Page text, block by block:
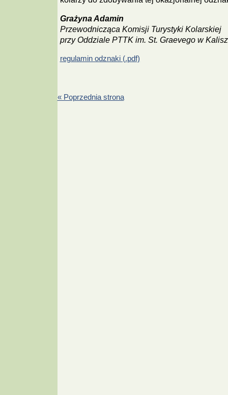
Grażyna Adamin
Przewodnicząca Komisji Turystyki Kolarskiej
przy Oddziale PTTK im. St. Graevego w
regulamin odznaki (.pdf)
« Poprzednia strona